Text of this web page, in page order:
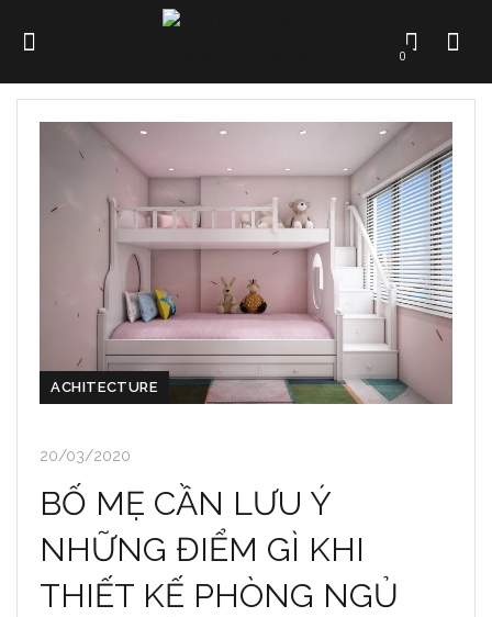
0
ACHITECTURE
20/03/2020
BỐ MẸ CẦN LƯU Ý
NHỮNG ĐIỂM GÌ KHI
THIẾT KẾ PHÒNG NGỦ